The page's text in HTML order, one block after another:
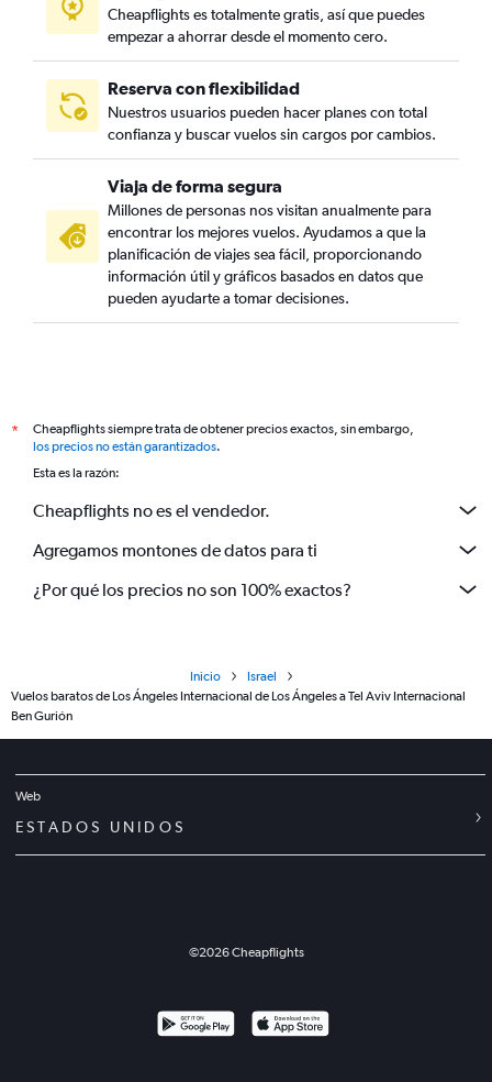
Cheapflights es totalmente gratis, así que puedes
empezar a ahorrar desde el momento cero.
Reserva con flexibilidad
Nuestros usuarios pueden hacer planes con total
confianza y buscar vuelos sin cargos por cambios.
Viaja de forma segura
Millones de personas nos visitan anualmente para
encontrar los mejores vuelos. Ayudamos a que la
planificación de viajes sea fácil, proporcionando
información útil y gráficos basados en datos que
pueden ayudarte a tomar decisiones.
*
Cheapflights siempre trata de obtener precios exactos, sin embargo,
los precios no están garantizados.
Esta es la razón:
Cheapflights no es el vendedor.
Agregamos montones de datos para ti
¿Por qué los precios no son 100% exactos?
Inicio
Israel
Vuelos baratos de Los Ángeles Internacional de Los Ángeles a Tel Aviv Internacional
Ben Gurión
Web
ESTADOS UNIDOS
©2026Cheapflights